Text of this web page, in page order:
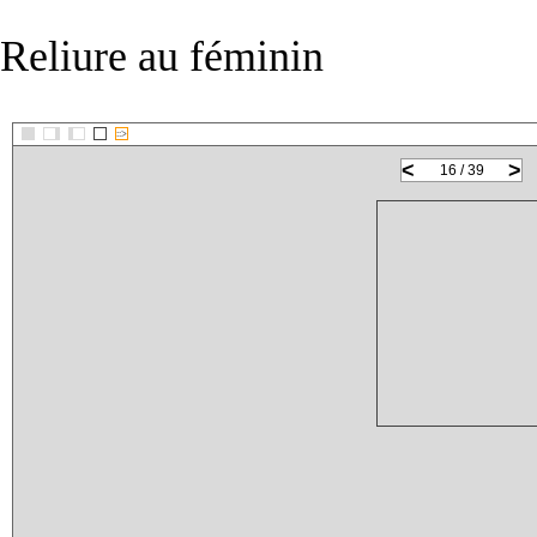
Reliure au féminin
::>
< >
16 / 39